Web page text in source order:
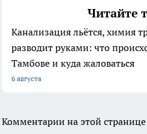
Читайте
Канализация льётся, химия
разводит руками: что
Тамбове и куда жаловаться
6 августа
Комментарии на этой